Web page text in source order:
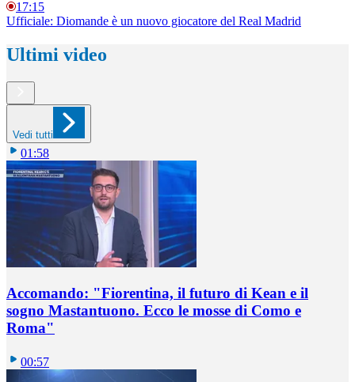
17:15
Ufficiale: Diomande è un nuovo giocatore del Real Madrid
Ultimi video
Vedi tutti
01:58
Accomando: "Fiorentina, il futuro di Kean e il
sogno Mastantuono. Ecco le mosse di Como e
Roma"
00:57